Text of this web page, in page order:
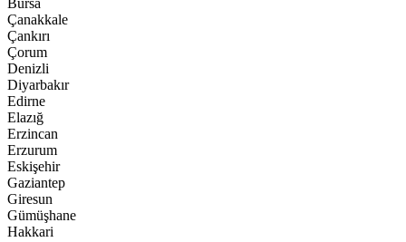
Bursa
Çanakkale
Çankırı
Çorum
Denizli
Diyarbakır
Edirne
Elazığ
Erzincan
Erzurum
Eskişehir
Gaziantep
Giresun
Gümüşhane
Hakkari